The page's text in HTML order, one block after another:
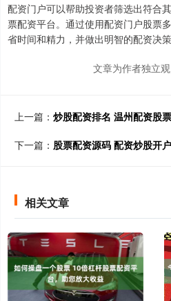
配资门户可以帮助投资者筛选出符合
票配资平台。通过使用配资门户股票
省时间和精力，并做出明智的配资决策
文章为作者独立
上一篇： 炒股配资排名 温州配资股
下一篇： 股票配资源码 配资炒股开
相关文章